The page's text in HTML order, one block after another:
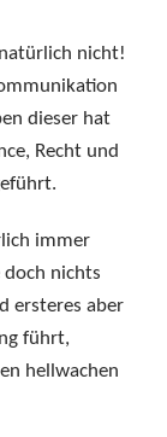
nicht!
dieser hat
Recht und
immer
doch nichts
ersteres aber
führt,
hellwachen